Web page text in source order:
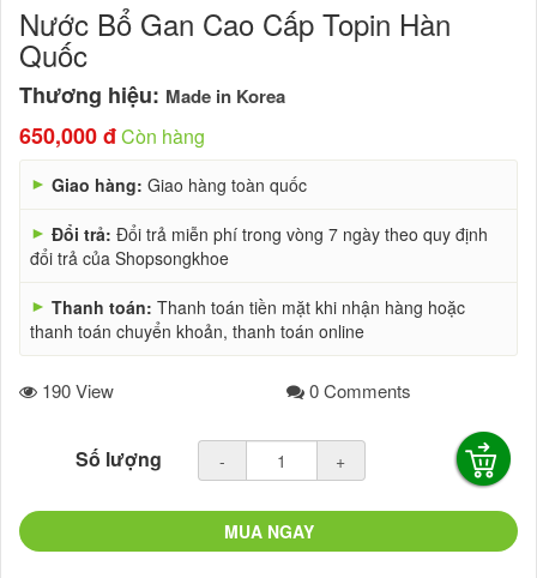
Nước Bổ Gan Cao Cấp Topin Hàn
Quốc
Thương hiệu: Made in Korea
650,000 đCòn hàng
► Giao hàng: Giao hàng toàn quốc
► Đổi trả: Đổi trả miễn phí trong vòng 7 ngày theo quy định
đổi trả của Shopsongkhoe
► Thanh toán: Thanh toán tiền mặt khi nhận hàng hoặc
thanh toán chuyển khoản, thanh toán online
190 View 0 Comments
Số lượng - +
MUA NGAY